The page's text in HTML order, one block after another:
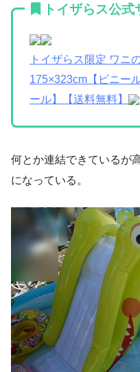
トイザらス公
トイザらス限定 ワニ
175×323cm【ビニー
ール】【送料無料】
何とか連結できているが
になっている。